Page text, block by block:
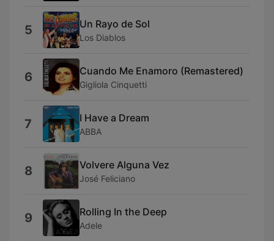
5 Un Rayo de Sol
Los Diablos
6 Cuando Me Enamoro (Remastered)
Gigliola Cinquetti
7 I Have a Dream
ABBA
8 Volvere Alguna Vez
José Feliciano
9 Rolling In the Deep
Adele